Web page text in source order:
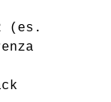
(es.